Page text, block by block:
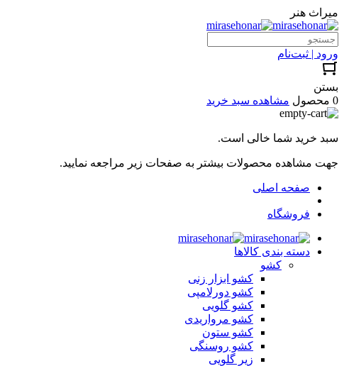
میراث هنر
ورود | ثبت‌نام
بستن
0 محصول
مشاهده سبد خرید
سبد خرید شما خالی است.
جهت مشاهده محصولات بیشتر به صفحات زیر مراجعه نمایید.
صفحه اصلی
فروشگاه
دسته بندی کالاها
کشو
کشو ابزار زنی
کشو دورلامپی
کشو گلویی
کشو مرواریدی
کشو ستون
کشو روسنگی
زیر گلویی